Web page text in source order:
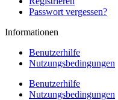
Passwort vergessen?
Informationen
Benutzerhilfe
Nutzungsbedingungen
Benutzerhilfe
Nutzungsbedingungen